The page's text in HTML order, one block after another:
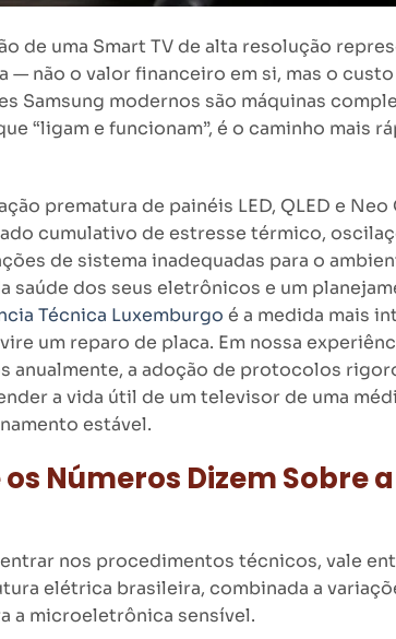
de uma Smart TV de alta resolução
— não o valor financeiro em si, mas o
Samsung modernos são máquinas
“ligam e funcionam”, é o caminho mais
prematura de painéis LED, QLED e
cumulativo de estresse térmico,
de sistema inadequadas para o
saúde dos seus eletrônicos e um
Técnica Luxemburgo é a medida mais
um reparo de placa. Em nossa
anualmente, a adoção de protocolos
a vida útil de um televisor de uma
estável.
os Números Dizem
nos procedimentos técnicos, vale
elétrica brasileira, combinada a
a microeletrônica sensível.